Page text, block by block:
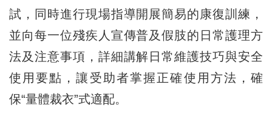
試，同時進行現場指導開展簡易的康復訓練，
並向每一位殘疾人宣傳普及假肢的日常護理方
法及注意事項，詳細講解日常維護技巧與安全
使用要點，讓受助者掌握正確使用方法，確
保“量體裁衣”式適配。